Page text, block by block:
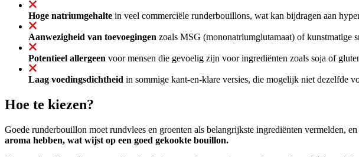
Hoge natriumgehalte in veel commerciële runderbouillons, wat kan bijdragen aan
Aanwezigheid van toevoegingen zoals MSG (mononatriumglutamaat) of kunstmatige
Potentieel allergeen voor mensen die gevoelig zijn voor ingrediënten zoals soja of
Laag voedingsdichtheid in sommige kant-en-klare versies, die mogelijk niet dezelfde
Hoe te kiezen?
Goede runderbouillon moet rundvlees en groenten als belangrijkste ingrediënten vermelden,
aroma hebben, wat wijst op een goed gekookte bouillon.